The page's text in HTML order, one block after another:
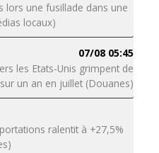
lors une fusillade dans une
locaux)
07/08 05:45
les Etats-Unis grimpent de
un an en juillet (Douanes)
ralentit à +27,5%